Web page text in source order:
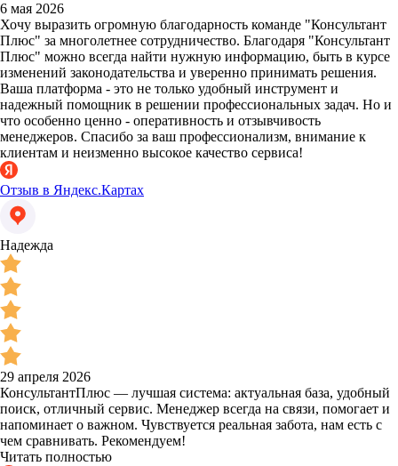
6 мая 2026
Хочу выразить огромную благодарность команде "Консультант
Плюс" за многолетнее сотрудничество. Благодаря "Консультант
Плюс" можно всегда найти нужную информацию, быть в курсе
изменений законодательства и уверенно принимать решения.
Ваша платформа - это не только удобный инструмент и
надежный помощник в решении профессиональных задач. Но и
что особенно ценно - оперативность и отзывчивость
менеджеров. Спасибо за ваш профессионализм, внимание к
клиентам и неизменно высокое качество сервиса!
Отзыв в Яндекс.Картах
Надежда
29 апреля 2026
КонсультантПлюс — лучшая система: актуальная база, удобный
поиск, отличный сервис. Менеджер всегда на связи, помогает и
напоминает о важном. Чувствуется реальная забота, нам есть с
чем сравнивать. Рекомендуем!
Читать полностью